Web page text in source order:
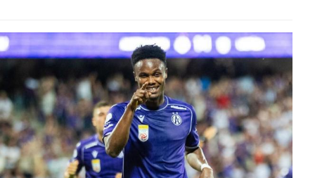
Untermenü
Untermenü
Untermenü
Untermenü